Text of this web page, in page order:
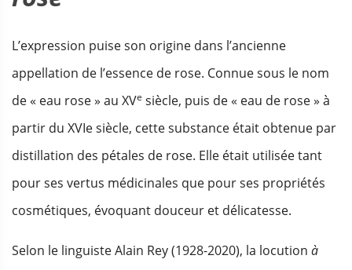
L’expression puise son origine dans l’ancienne
appellation de l’essence de rose. Connue sous le nom
de « eau rose » au XVe siècle, puis de « eau de rose » à
partir du XVIe siècle, cette substance était obtenue par
distillation des pétales de rose. Elle était utilisée tant
pour ses vertus médicinales que pour ses propriétés
cosmétiques, évoquant douceur et délicatesse.
Selon le linguiste Alain Rey (1928-2020), la locution à